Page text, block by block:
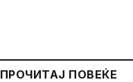
ПРОЧИТАЈ ПОВЕЌЕ